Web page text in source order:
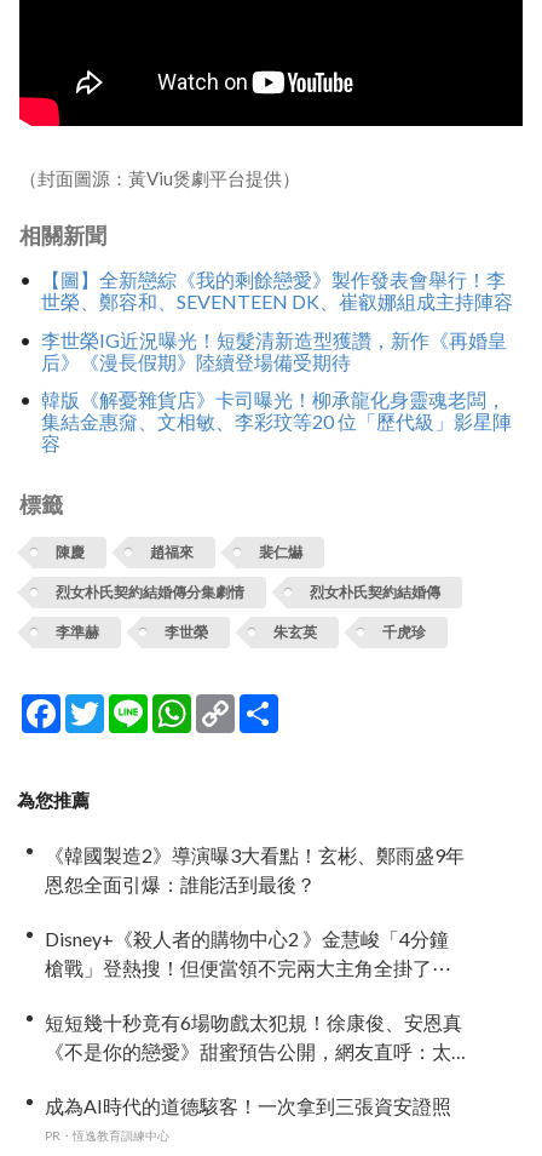
（封面圖源：黃Viu煲劇平台提供）
相關新聞
【圖】全新戀綜《我的剩餘戀愛》製作發表會舉行！李
世榮、鄭容和、SEVENTEEN DK、崔叡娜組成主持陣容
李世榮IG近況曝光！短髮清新造型獲讚，新作《再婚皇
后》《漫長假期》陸續登場備受期待
韓版《解憂雜貨店》卡司曝光！柳承龍化身靈魂老闆，
集結金惠奫、文相敏、李彩玟等20 位「歷代級」影星陣
容
標籤
陳慶 趙福來 裴仁爀
烈女朴氏契約結婚傳分集劇情 烈女朴氏契約結婚傳
李準赫 李世榮 朱玄英 千虎珍
Facebook
TwitterLine WhatsApp
Copy
Link
為您推薦
《韓國製造2》導演曝3大看點！玄彬、鄭雨盛9年
恩怨全面引爆：誰能活到最後？
Disney+《殺人者的購物中心2 》金慧峻「4分鐘
槍戰」登熱搜！但便當領不完兩大主角全掛了⋯
短短幾十秒竟有6場吻戲太犯規！徐康俊、安恩真
《不是你的戀愛》甜蜜預告公開，網友直呼：太
成為AI時代的道德駭客！一次拿到三張資安證照
PR・恆逸教育訓練中心